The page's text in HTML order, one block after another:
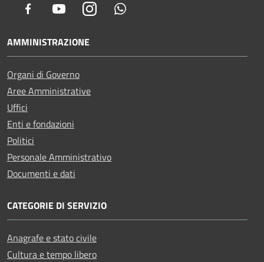
Facebook YoutubeInstagram
AMMINISTRAZIONE
Organi di Governo
Aree Amministrative
Uffici
Enti e fondazioni
Politici
Personale Amministrativo
Documenti e dati
CATEGORIE DI SERVIZIO
Anagrafe e stato civile
Cultura e tempo libero